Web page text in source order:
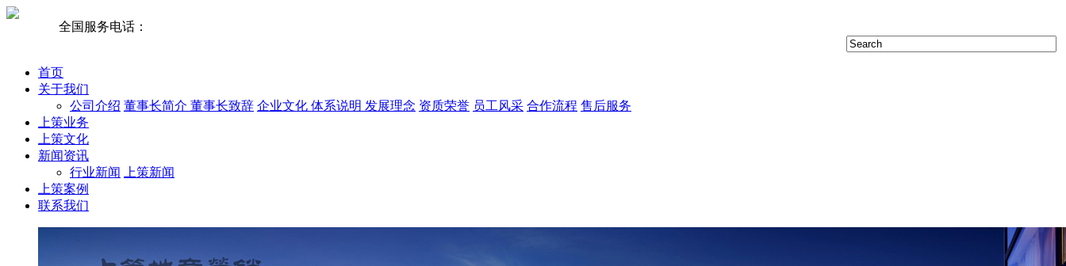
全国服务电话：
首页
关于我们
公司介绍 董事长简介 董事长致辞 企业文化 体系说明 发展理念 资质荣誉 员工风采 合作流程 售后服务
上策业务
上策文化
新闻资讯
行业新闻
上策新闻
上策案例
联系我们